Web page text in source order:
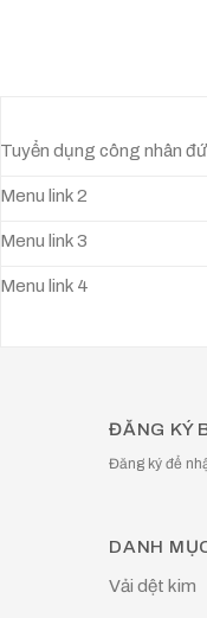
Tuyển dụng công nhân
Menu link 2
Menu link 3
Menu link 4
ĐĂNG KÝ
Đăng ký để
DANH
Vải dệt kim